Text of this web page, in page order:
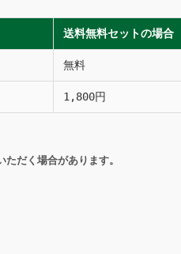
送料無料セットの場合
無料
1,800円
だく場合があります。